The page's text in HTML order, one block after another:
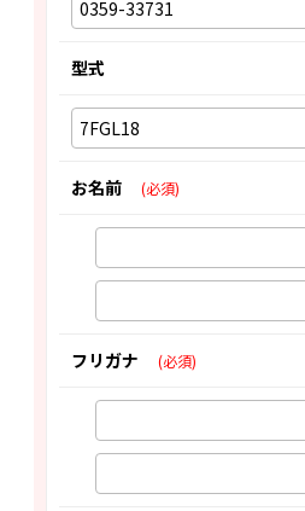
型式
お名前 (必須)
フリガナ (必須)